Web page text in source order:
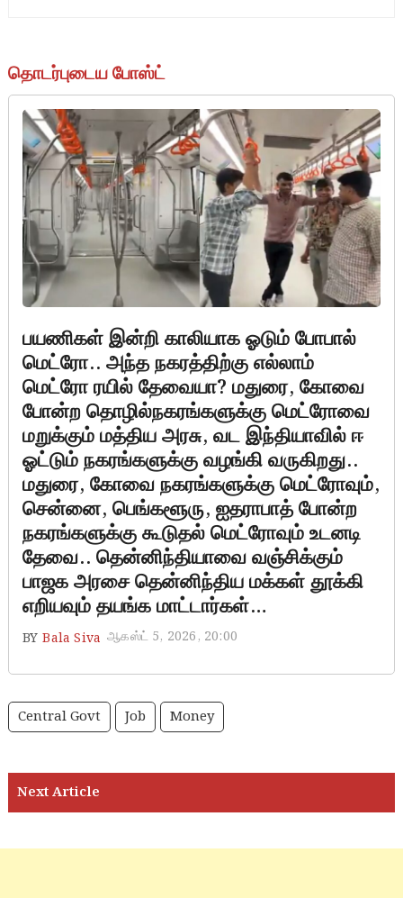
தொடர்புடைய போஸ்ட்
பயணிகள் இன்றி காலியாக ஓடும் போபால்
மெட்ரோ.. அந்த நகரத்திற்கு எல்லாம்
மெட்ரோ ரயில் தேவையா? மதுரை, கோவை
போன்ற தொழில்நகரங்களுக்கு மெட்ரோவை
மறுக்கும் மத்திய அரசு, வட இந்தியாவில் ஈ
ஓட்டும் நகரங்களுக்கு வழங்கி வருகிறது..
மதுரை, கோவை நகரங்களுக்கு மெட்ரோவும்,
சென்னை, பெங்களூரு, ஐதராபாத் போன்ற
நகரங்களுக்கு கூடுதல் மெட்ரோவும் உடனடி
தேவை.. தென்னிந்தியாவை வஞ்சிக்கும்
பாஜக அரசை தென்னிந்திய மக்கள் தூக்கி
எறியவும் தயங்க மாட்டார்கள்…
BY Bala Siva ஆகஸ்ட் 5, 2026, 20:00
Central Govt Job Money